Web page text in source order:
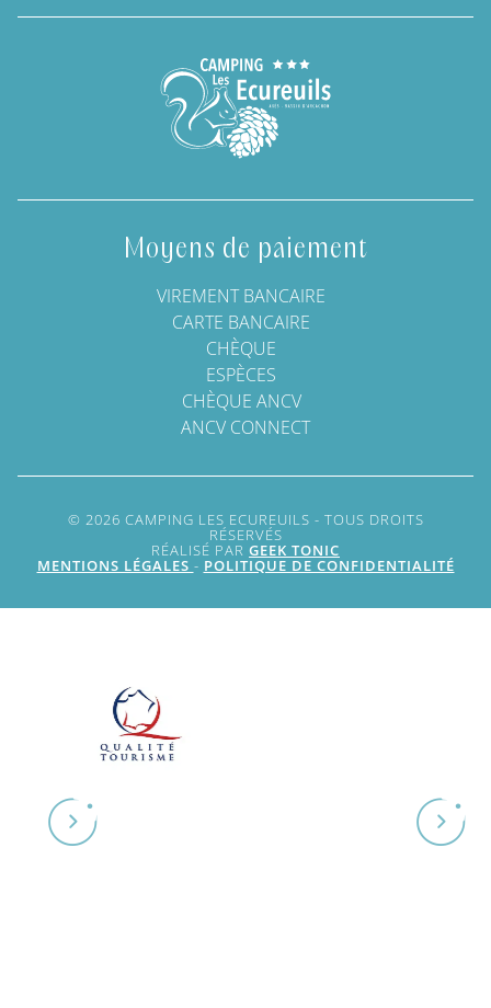
Moyens de paiement
VIREMENT BANCAIRE
CARTE BANCAIRE
CHÈQUE
ESPÈCES
CHÈQUE ANCV
ANCV CONNECT
© 2026 CAMPING LES ECUREUILS - TOUS DROITS
RÉSERVÉS
RÉALISÉ PAR GEEK TONIC
MENTIONS LÉGALES - POLITIQUE DE CONFIDENTIALITÉ